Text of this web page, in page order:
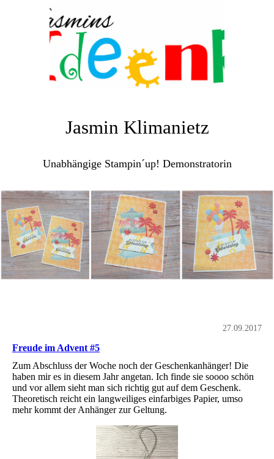
Jasmin Klimanietz
Unabhängige Stampin´up! Demonstratorin
27.09.2017
Freude im Advent #5
Zum Abschluss der Woche noch der Geschenkanhänger! Die
haben mir es in diesem Jahr angetan. Ich finde sie soooo schön
und vor allem sieht man sich richtig gut auf dem Geschenk.
Theoretisch reicht ein langweiliges einfarbiges Papier, umso
mehr kommt der Anhänger zur Geltung.